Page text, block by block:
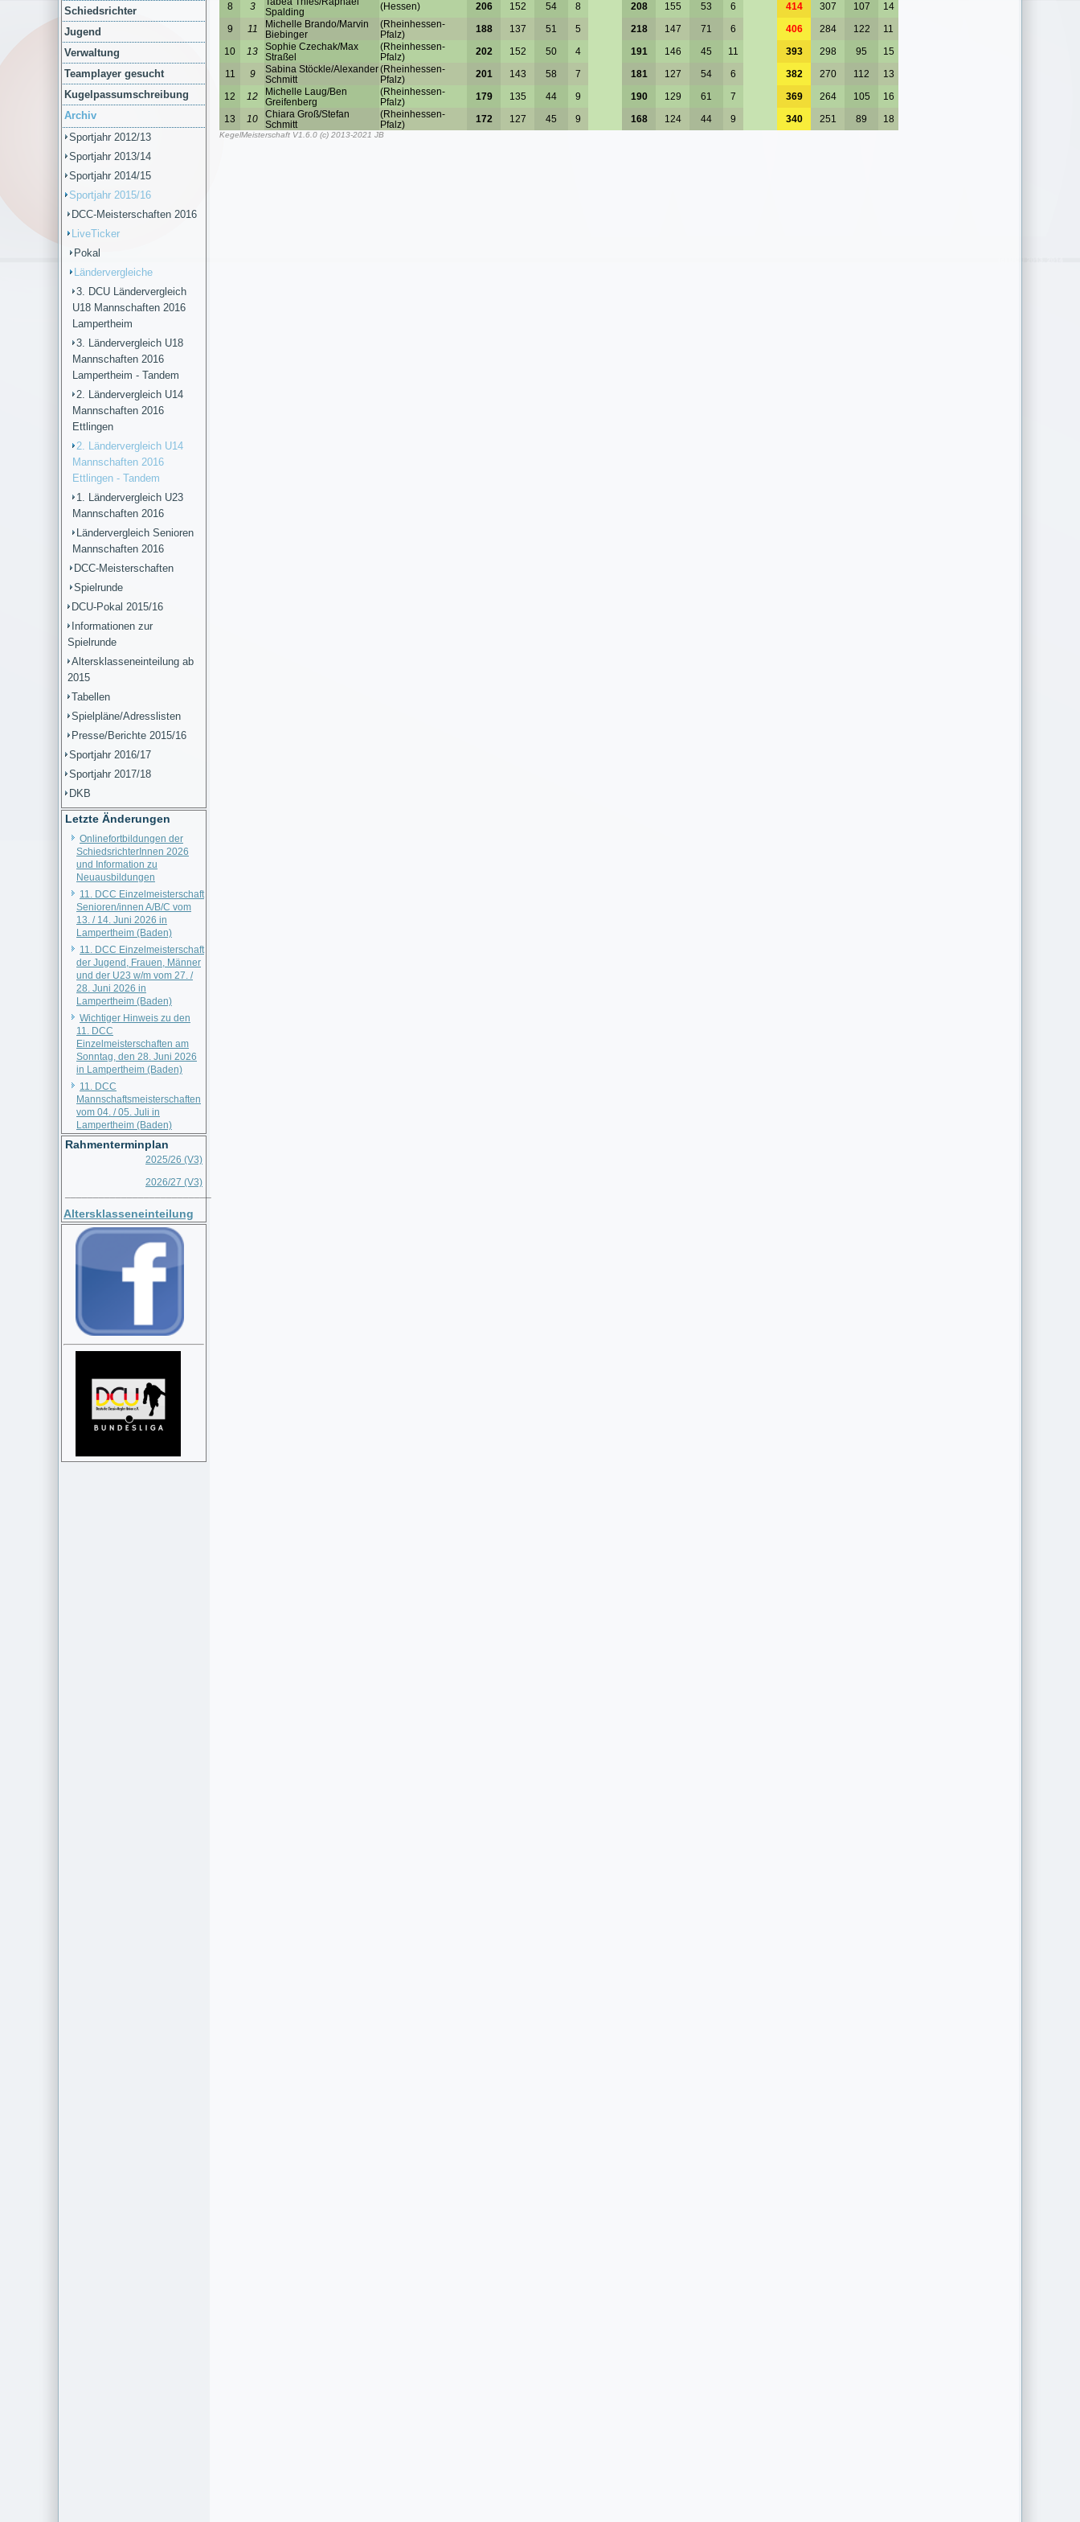
Schiedsrichter
Jugend
Verwaltung
Teamplayer gesucht
Kugelpassumschreibung
Archiv
Sportjahr 2012/13
Sportjahr 2013/14
Sportjahr 2014/15
Sportjahr 2015/16
DCC-Meisterschaften 2016
LiveTicker
Pokal
Ländervergleiche
3. DCU Ländervergleich
U18 Mannschaften 2016
Lampertheim
3. Ländervergleich U18
Mannschaften 2016
Lampertheim - Tandem
2. Ländervergleich U14
Mannschaften 2016
Ettlingen
2. Ländervergleich U14
Mannschaften 2016
Ettlingen - Tandem
1. Ländervergleich U23
Mannschaften 2016
Ländervergleich Senioren
Mannschaften 2016
DCC-Meisterschaften
Spielrunde
DCU-Pokal 2015/16
Informationen zur
Spielrunde
Altersklasseneinteilung ab
2015
Tabellen
Spielpläne/Adresslisten
Presse/Berichte 2015/16
Sportjahr 2016/17
Sportjahr 2017/18
DKB
Letzte Änderungen
Onlinefortbildungen der
SchiedsrichterInnen 2026
und Information zu
Neuausbildungen
11. DCC Einzelmeisterschaft
Senioren/innen A/B/C vom
13. / 14. Juni 2026 in
Lampertheim (Baden)
11. DCC Einzelmeisterschaft
der Jugend, Frauen, Männer
und der U23 w/m vom 27. /
28. Juni 2026 in
Lampertheim (Baden)
Wichtiger Hinweis zu den
11. DCC
Einzelmeisterschaften am
Sonntag, den 28. Juni 2026
in Lampertheim (Baden)
11. DCC
Mannschaftsmeisterschaften
vom 04. / 05. Juli in
Lampertheim (Baden)
Rahmenterminplan
2025/26 (V3)
2026/27 (V3)
Altersklasseneinteilung